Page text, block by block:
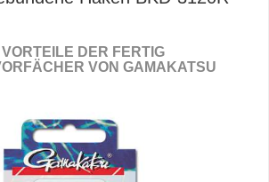
DER FERTIG
VON GAMAKATSU